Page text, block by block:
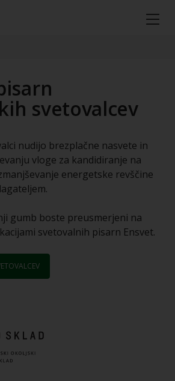
svetovalcev
nudijo brezplačne nasvete in
vloge za kandidiranje na
energetske revščine
gumb boste preusmerjeni na
svetovalnih pisarn Ensvet.